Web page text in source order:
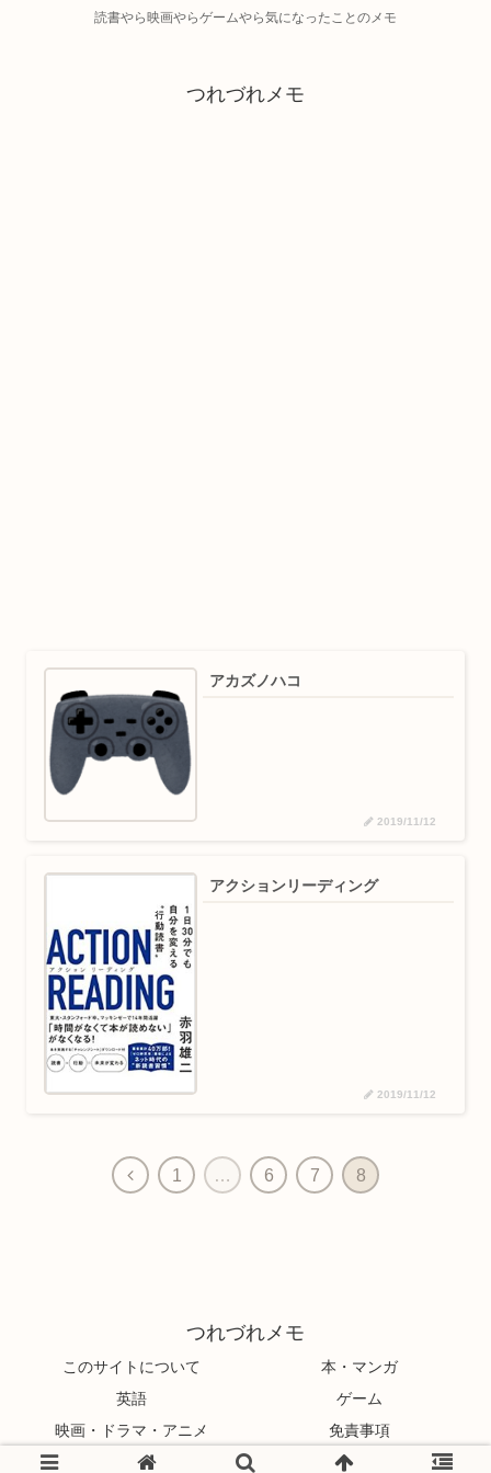
読書やら映画やらゲームやら気になったことのメモ
つれづれメモ
アカズノハコ
2019/11/12
アクションリーディング
2019/11/12
1 … 6 7 8
つれづれメモ
このサイトについて
本・マンガ
英語
ゲーム
映画・ドラマ・アニメ
免責事項
© 2019 つれづれメモ.